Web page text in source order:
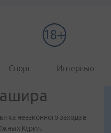
Спорт Интервью
незаконного захода в
Курил.